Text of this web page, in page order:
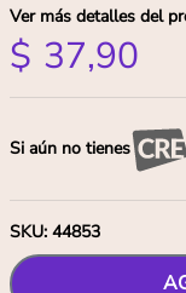
Ver más detalles del
$ 37,90
Si aún no tienes
SKU: 44853